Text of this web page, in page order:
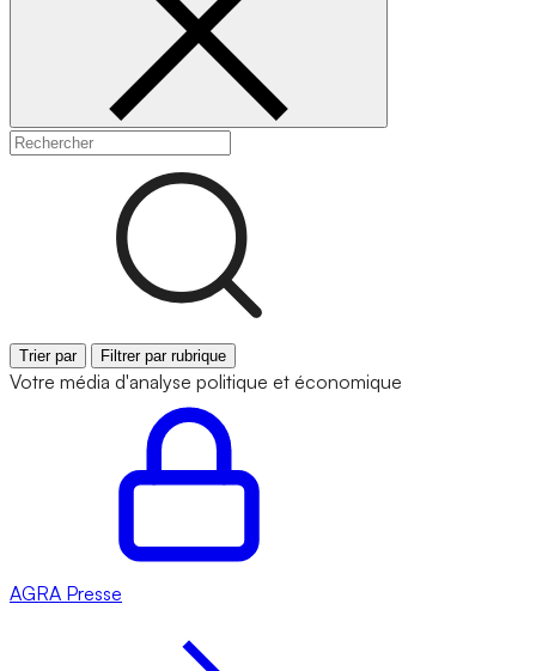
Trier par Filtrer par rubrique
Votre média d'analyse politique et économique
AGRA Presse